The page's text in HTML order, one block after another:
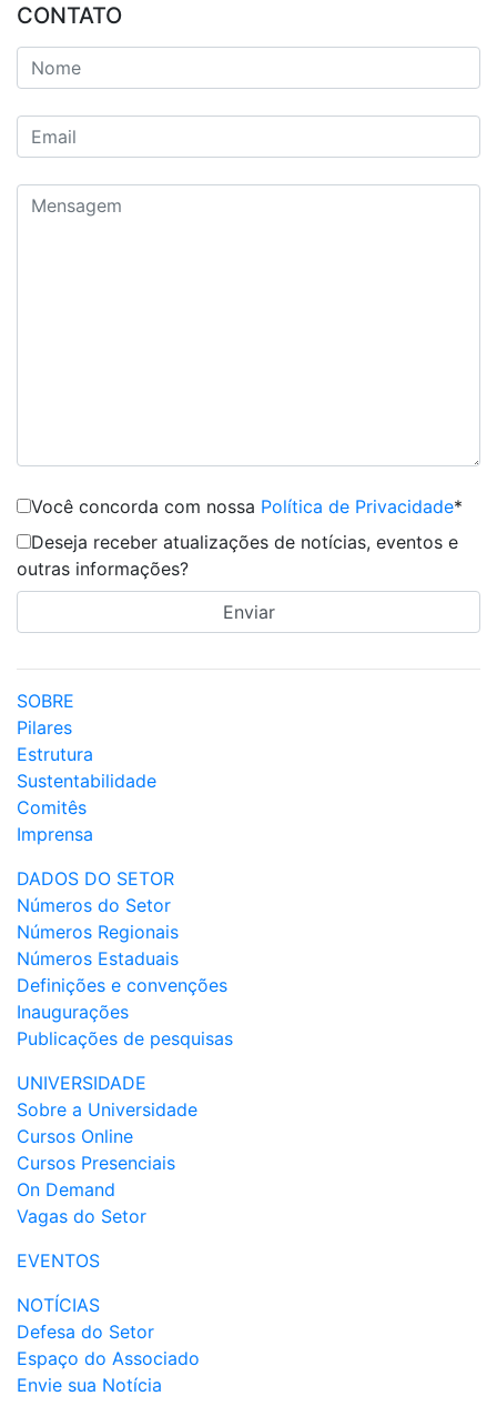
CONTATO
Você concorda com nossa Política de Privacidade*
Deseja receber atualizações de notícias, eventos e
outras informações?
SOBRE
Pilares
Estrutura
Sustentabilidade
Comitês
Imprensa
DADOS DO SETOR
Números do Setor
Números Regionais
Números Estaduais
Definições e convenções
Inaugurações
Publicações de pesquisas
UNIVERSIDADE
Sobre a Universidade
Cursos Online
Cursos Presenciais
On Demand
Vagas do Setor
EVENTOS
NOTÍCIAS
Defesa do Setor
Espaço do Associado
Envie sua Notícia